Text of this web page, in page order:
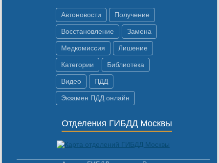
Автоновости Получение
Восстановление Замена
Медкомиссия Лишение
Категории Библиотека
Видео ПДД
Экзамен ПДД онлайн
Отделения ГИБДД Москвы